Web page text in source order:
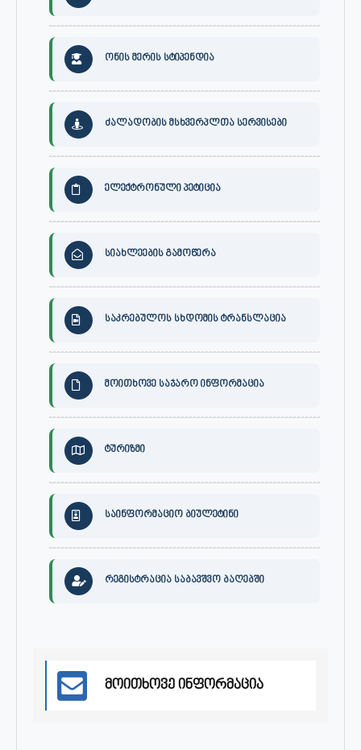
ონის მერის სტიპენდია
ძალადობის მსხვერპლთა სერვისები
ელექტრონული პეტიცია
სიახლეების გამოწერა
საკრებულოს სხდომის ტრანსლაცია
მოითხოვე საჯარო ინფორმაცია
ტურიზმი
საინფორმაციო ბიულეტინი
რეგისტრაცია საბავშვო ბაღებში
მოითხოვე ინფორმაცია